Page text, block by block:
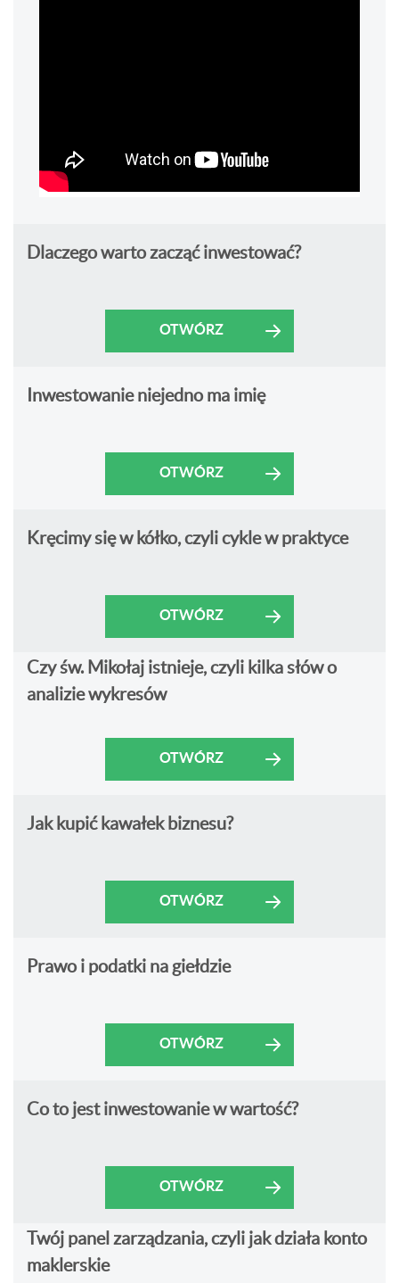
Dlaczego warto zacząć inwestować?
OTWÓRZ
Inwestowanie niejedno ma imię
OTWÓRZ
Kręcimy się w kółko, czyli cykle w praktyce
OTWÓRZ
Czy św. Mikołaj istnieje, czyli kilka słów o
analizie wykresów
OTWÓRZ
Jak kupić kawałek biznesu?
OTWÓRZ
Prawo i podatki na giełdzie
OTWÓRZ
Co to jest inwestowanie w wartość?
OTWÓRZ
Twój panel zarządzania, czyli jak działa konto
maklerskie